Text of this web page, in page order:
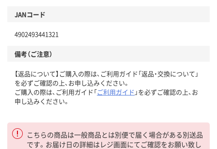
JANコード
4902493441321
備考（ご注意）
【返品について】ご購入の際は、ご利用ガイド「返品・交換について」
を必ずご確認の上、お申し込みください。
ご購入の際は、ご利用ガイド「ご利用ガイド 」を必ずご確認の上、お
申し込みください。
こちらの商品は一般商品とは別便で届く場合がある別送品
です。お届け日の詳細はレジ画面にてご確認をお願い致し